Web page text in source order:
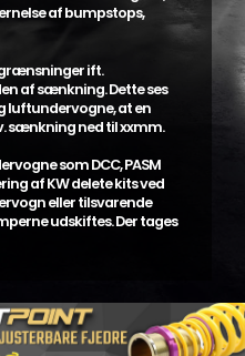
af bumpstops,
ift.
af sænkning. Dette ses
luftundervogne, at en
sænkning ned til xxmm.
som DCC, PASM
af KW delete kits ved
eller tilsvarende
udskiftes. Der tages